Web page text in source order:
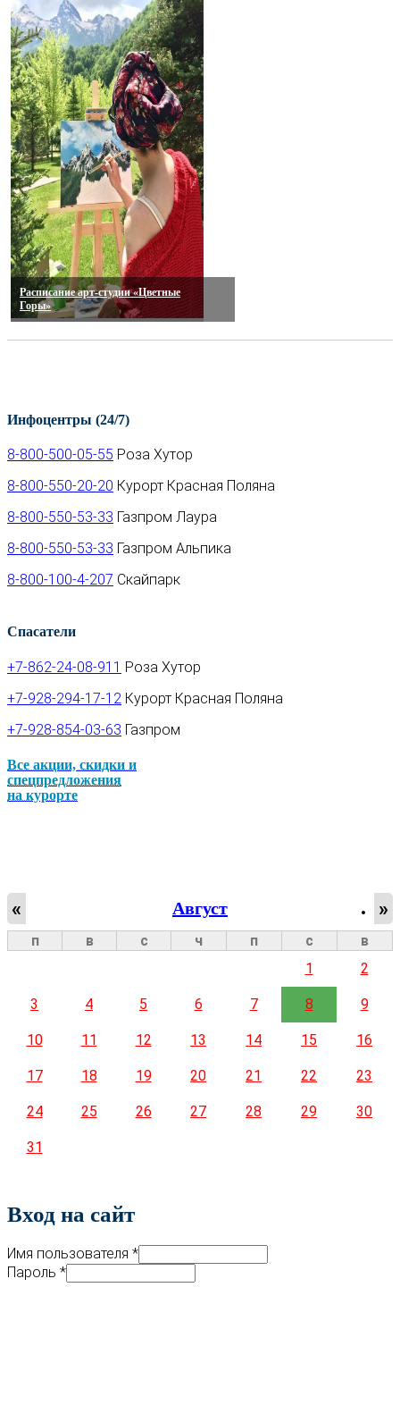
Расписание арт-студии «Цветные
Горы»
Инфоцентры (24/7)
8-800-500-05-55 Роза Хутор
8-800-550-20-20 Курорт Красная Поляна
8-800-550-53-33 Газпром Лаура
8-800-550-53-33 Газпром Альпика
8-800-100-4-207 Скайпарк
Спасатели
+7-862-24-08-911 Роза Хутор
+7-928-294-17-12 Курорт Красная Поляна
+7-928-854-03-63 Газпром
Все акции, скидки и
спец­предложе­ния
на курорте
Август
« »
п в с ч п с
в
1
2
3 4 5 6 7 8 9
10 11 12 13 14 15 16
17 18 19 20 21 22 23
24 25 26 27 28 29 30
31
Вход на сайт
Имя пользователя *
Пароль *